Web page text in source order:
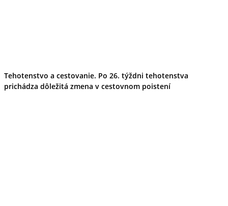
Tehotenstvo a cestovanie. Po 26. týždni tehotenstva
prichádza dôležitá zmena v cestovnom poistení